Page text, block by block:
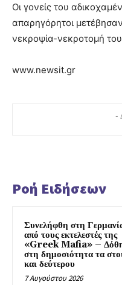
Οι γονείς του
απαρηγόρητοι
νεκροψία-νεκροτομή
www.newsit.gr
-
Ροή Ειδήσεων
Συνελήφθη στη
από τους εκτελεστές της
«Greek Mafia» –
στη δημοσιότητα τα
και δεύτερου
7 Αυγούστου 2026